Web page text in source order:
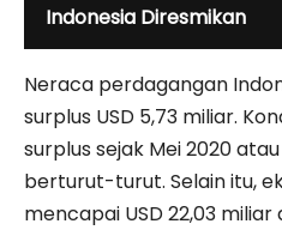
Indonesia Diresmikan
Neraca perdagangan
surplus USD 5,73 miliar.
surplus sejak Mei 2020
berturut-turut. Selain itu,
mencapai USD 22,03